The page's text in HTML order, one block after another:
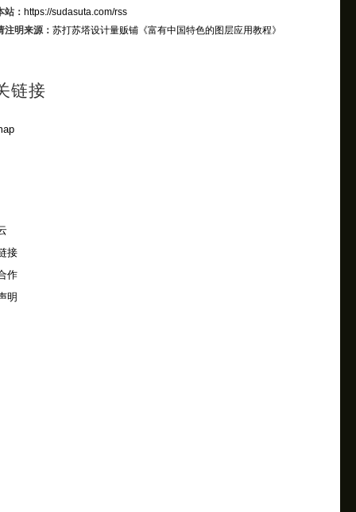
站： https://sudasuta.com/rss
注明来源： 苏打苏塔设计量贩铺《富有中国特色的图层应用教程》
链接
接
作
明